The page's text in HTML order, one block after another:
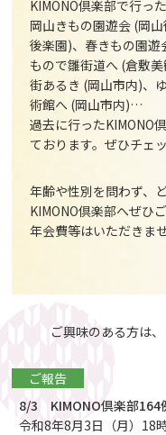
KIMONO倶楽部で行っ
岡山きもの園遊会 (岡
後楽園)、春きもの園
もので雛街道へ (倉敷
街あるき (岡山市内)、
術館へ (岡山市内)…
過去に行ったKIMONO
ております。ぜひチェ
年齢や性別を問わず、
KIMONO倶楽部へぜひ
年会費等はいただきませ
ご興味のある方は
ご報告
8/3 KIMONO倶楽部164
令和8年8月3日（月）18